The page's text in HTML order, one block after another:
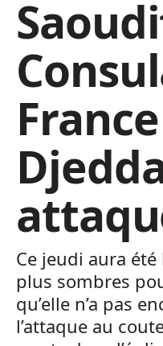
Ce jeudi aura été
plus sombres
qu’elle n’a pas
l’attaque au